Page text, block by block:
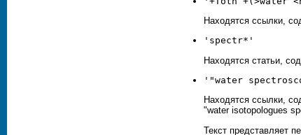
Находятся ссылки,
'spectr*'
Находятся статьи,
'"water
Находятся ссылки,
"water isotopologues
Текст представляет